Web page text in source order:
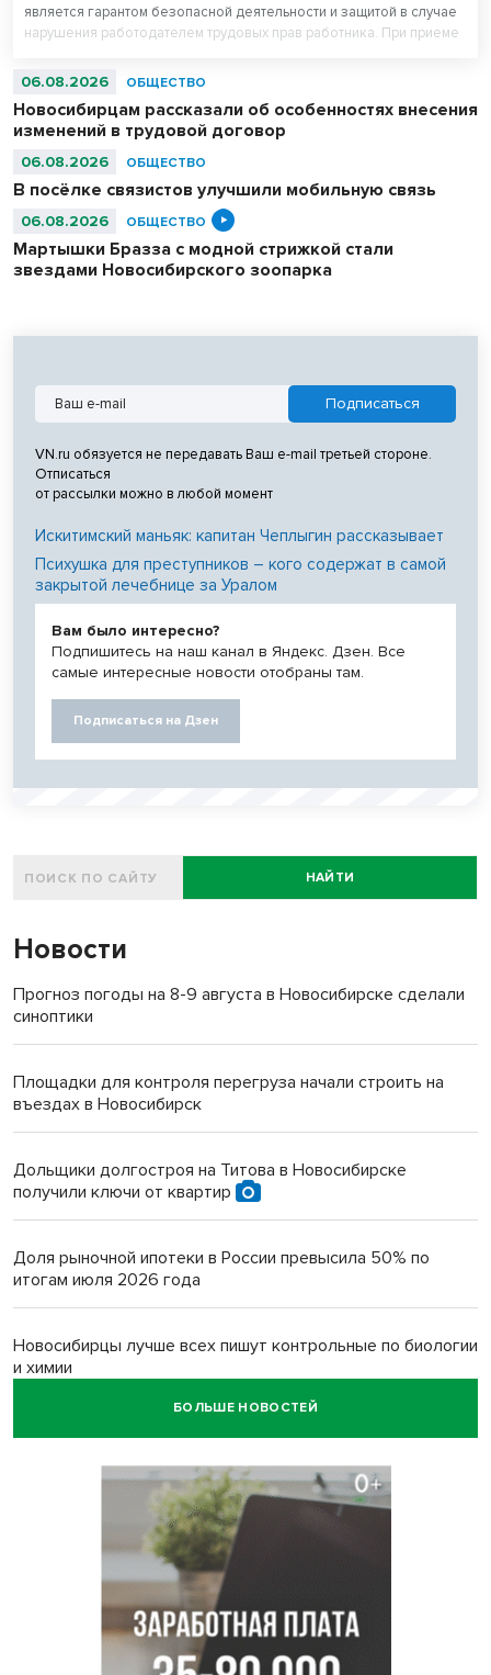
является гарантом безопасной деятельности и защитой в случае
нарушения работодателем трудовых прав работника. При приеме
договор», - рассказал руководитель Государственной инспекции
06.08.2026 ОБЩЕСТВО
Новосибирцам рассказали об особенностях внесения
изменений в трудовой договор
06.08.2026 ОБЩЕСТВО
В посёлке связистов улучшили мобильную связь
06.08.2026 ОБЩЕСТВО
Мартышки Бразза с модной стрижкой стали
звездами Новосибирского зоопарка
VN.ru обязуется не передавать Ваш e-mail третьей стороне.
Отписаться
от рассылки можно в любой момент
Искитимский маньяк: капитан Чеплыгин рассказывает
Психушка для преступников – кого содержат в самой
закрытой лечебнице за Уралом
Вам было интересно?
Подпишитесь на наш канал в Яндекс. Дзен. Все
самые интересные новости отобраны там.
Подписаться на Дзен
НАЙТИ
Новости
Прогноз погоды на 8-9 августа в Новосибирске сделали
синоптики
Площадки для контроля перегруза начали строить на
въездах в Новосибирск
Дольщики долгостроя на Титова в Новосибирске
получили ключи от квартир
Доля рыночной ипотеки в России превысила 50% по
итогам июля 2026 года
Новосибирцы лучше всех пишут контрольные по биологии
и химии
Нейросеть для диагностики депрессии в крови создали в
Двум бойцам СВО после минно-взрывной травмы
«оживили» нервы в Новосибирске
Персидский ковер «108 шахов» впервые вывезли из музея
Востока в Новосибирск
БОЛЬШЕ НОВОСТЕЙ